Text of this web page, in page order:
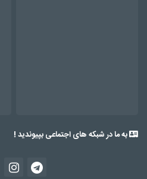
به ما در شبکه های اجتماعی بپیوندید !